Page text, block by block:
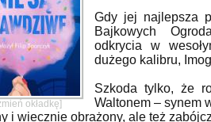
okładkę]
Gdy jej najlepsza
Bajkowych
odkrycia w
dużego kalibru,
Szkoda tylko, że
Waltonem – synem
i wiecznie obrażony, ale też